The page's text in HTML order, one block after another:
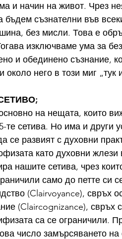
и начин на живот. Чрез
съзнателни във
без мисли. Това е
изключваме ума за
и обединено съзнание,
около него в този миг „тук
на нещата, които
те сетива. Но има и други
се развият с духовни
като духовни жлези
нашите сетива, чрез
само до петте си
(Clairvoyance), свръх
(Claircognizance), свръх
са се ограничили.
число замърсяването